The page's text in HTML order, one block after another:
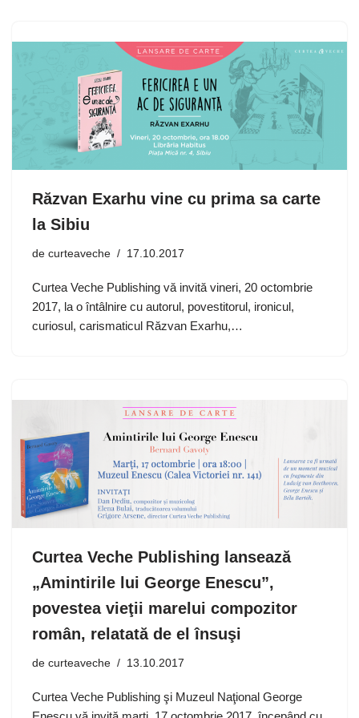
Răzvan Exarhu vine cu prima sa carte
la Sibiu
de curteaveche 17.10.2017
Curtea Veche Publishing vă invită vineri, 20 octombrie
2017, la o întâlnire cu autorul, povestitorul, ironicul,
curiosul, carismaticul Răzvan Exarhu,…
Curtea Veche Publishing lansează
„Amintirile lui George Enescu”,
povestea vieţii marelui compozitor
român, relatată de el însuşi
de curteaveche 13.10.2017
Curtea Veche Publishing şi Muzeul Naţional George